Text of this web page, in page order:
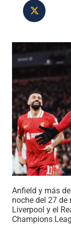
Anfield y más
noche del 27 de
Liverpool y el
Champions